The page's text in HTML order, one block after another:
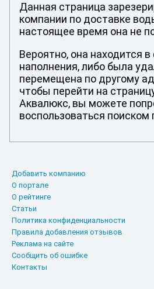
Данная страница
компании по доставке
настоящее время она не
Вероятно, она находится
наполнения, либо была
перемещена по другому
чтобы перейти на
Аквалюкс, вы можете
воспользоваться поиском
Добавить компанию
О портале
О рейтинге
Статьи
Политика конфиденциальности
Правила добавления отзывов
Реклама на сайте
Сообщить об ошибке
Контакты